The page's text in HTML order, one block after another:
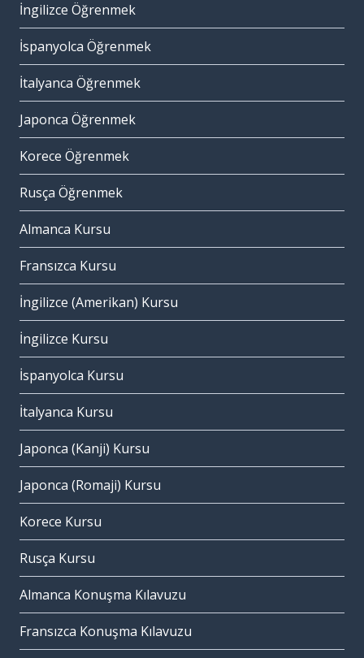
İngilizce Öğrenmek
İspanyolca Öğrenmek
İtalyanca Öğrenmek
Japonca Öğrenmek
Korece Öğrenmek
Rusça Öğrenmek
Almanca Kursu
Fransızca Kursu
İngilizce (Amerikan) Kursu
İngilizce Kursu
İspanyolca Kursu
İtalyanca Kursu
Japonca (Kanji) Kursu
Japonca (Romaji) Kursu
Korece Kursu
Rusça Kursu
Almanca Konuşma Kılavuzu
Fransızca Konuşma Kılavuzu